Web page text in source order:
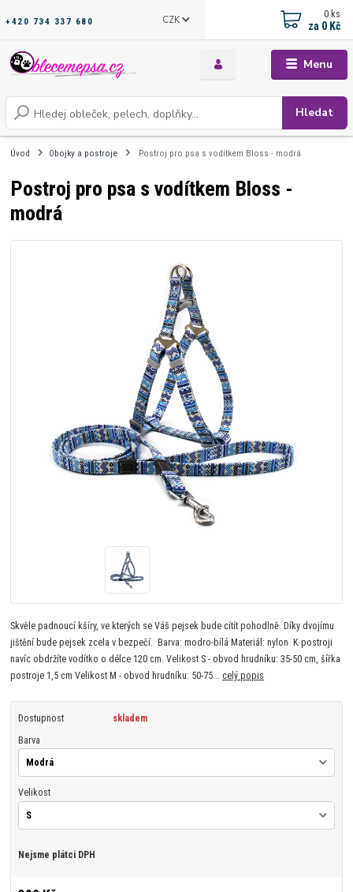
Menu
CZK
Hledat
+420 734 337 680
0 ks
za 0 Kč
Úvod Obojky a postroje Postroj pro psa s vodítkem Bloss - modrá
Postroj pro psa s vodítkem Bloss -
modrá
Skvěle padnoucí kšíry, ve kterých se Váš pejsek bude cítít pohodlně. Díky dvojímu
jištění bude pejsek zcela v bezpečí. Barva: modro-bílá Materiál: nylon K postroji
navíc obdržíte vodítko o délce 120 cm. Velikost S - obvod hrudníku: 35-50 cm, šířka
postroje 1,5 cm Velikost M - obvod hrudníku: 50-75...celý popis
Dostupnost skladem
Barva
Velikost
Nejsme plátci DPH